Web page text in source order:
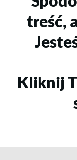
treść,
Kliknij